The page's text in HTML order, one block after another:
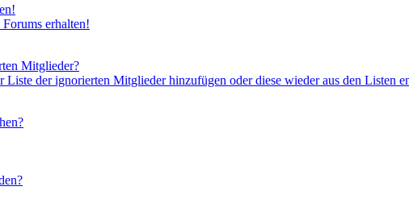
erhalten!
Mitglieder?
der ignorierten Mitglieder hinzufügen oder diese wieder aus den Listen